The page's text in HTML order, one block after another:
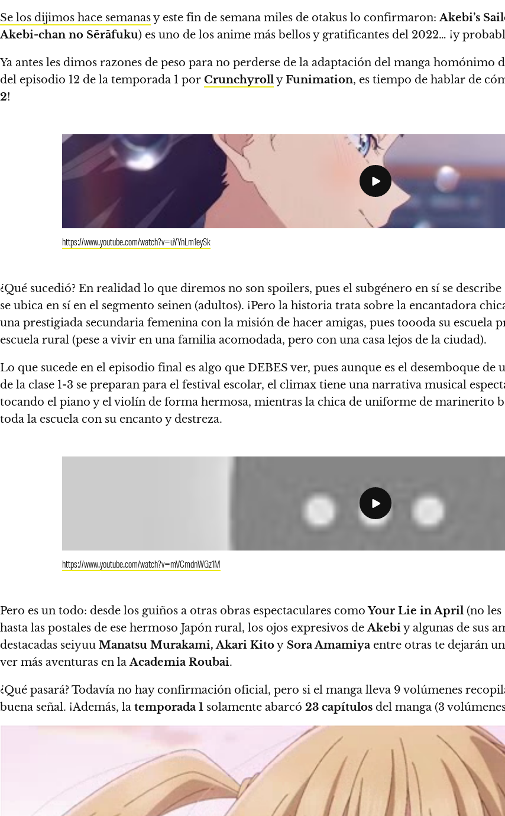
Se los dijimos hace semanasy este fin de semana miles de otakus lo confirmaron:Akebi’s
Akebi-chan no Sērāfuku) es uno de los anime más bellos y gratificantes del 2022… ¡y
Ya antes les dimos razones de peso para no perderse de la adaptación del manga homónimo
del episodio 12 de la temporada 1 por CrunchyrollyFunimation, es tiempo de hablar de
2!
https://www.youtube.com/watch?v=uYYnLm1eySk
¿Qué sucedió? En realidad lo que diremos no son spoilers, pues el subgénero en sí se
se ubica en sí en el segmento seinen (adultos). ¡Pero la historia trata sobre la encantadora
una prestigiada secundaria femenina con la misión de hacer amigas, pues toooda su escuela
escuela rural (pese a vivir en una familia acomodada, pero con una casa lejos de la ciudad).
Lo que sucede en el episodio final es algo que DEBES ver, pues aunque es el desemboque
de la clase 1-3 se preparan para el festival escolar, el climax tiene una narrativa musical
tocando el piano y el violín de forma hermosa, mientras la chica de uniforme de marinerito
toda la escuela con su encanto y destreza.
https://www.youtube.com/watch?v=mVCmdnWGz1M
Pero es un todo: desde los guiños a otras obras espectaculares comoYour Lie in April (no
hasta las postales de ese hermoso Japón rural, los ojos expresivos deAkebiy algunas de sus
destacadas seiyuu Manatsu Murakami, Akari Kitoy Sora Amamiya entre otras te dejarán
ver más aventuras en laAcademia Roubai.
¿Qué pasará? Todavía no hay confirmación oficial, pero si el manga lleva 9 volúmenes
buena señal. ¡Además, la temporada 1 solamente abarcó 23 capítulos del manga (3